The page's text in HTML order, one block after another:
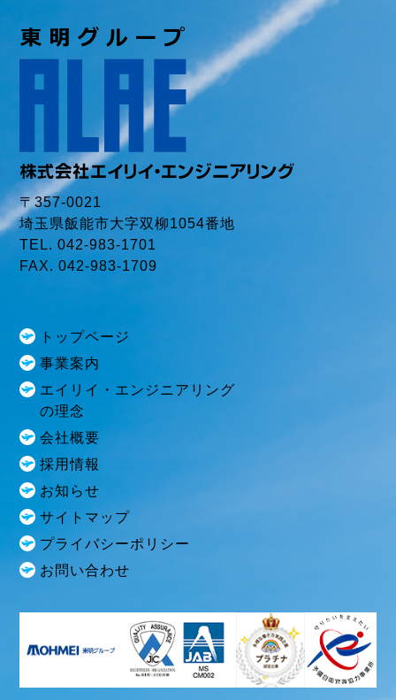
〒357-0021
埼玉県飯能市大字双柳1054番地
TEL. 042-983-1701
FAX. 042-983-1709
トップページ
事業案内
エイリイ・エンジニアリング
の理念
会社概要
採用情報
お知らせ
サイトマップ
プライバシーポリシー
お問い合わせ